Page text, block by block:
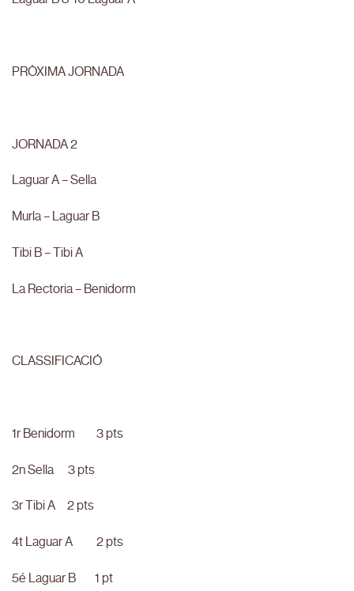
PRÒXIMA JORNADA
JORNADA 2
Laguar A – Sella
Murla – Laguar B
Tibi B – Tibi A
La Rectoria – Benidorm
CLASSIFICACIÓ
1r Benidorm 3 pts
2n Sella 3 pts
3r Tibi A 2 pts
4t Laguar A 2 pts
5é Laguar B 1 pt